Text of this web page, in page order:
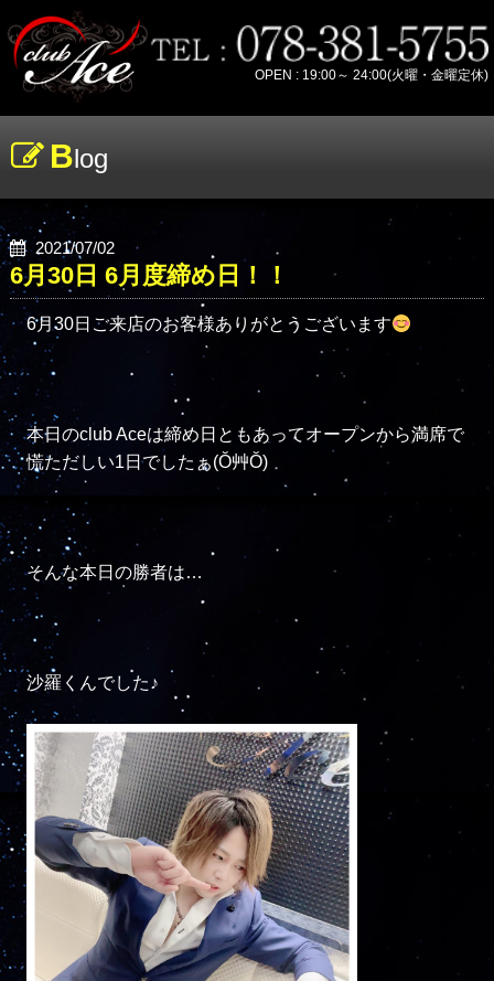
OPEN : 19:00～ 24:00(火曜・金曜定休)
Blog
2021/07/02
6月30日 6月度締め日！！
6月30日ご来店のお客様ありがとうございます
本日のclub Aceは締め日ともあってオープンから満席で
慌ただしい1日でしたぁ(Ŏ艸Ŏ)
そんな本日の勝者は…
沙羅くんでした♪